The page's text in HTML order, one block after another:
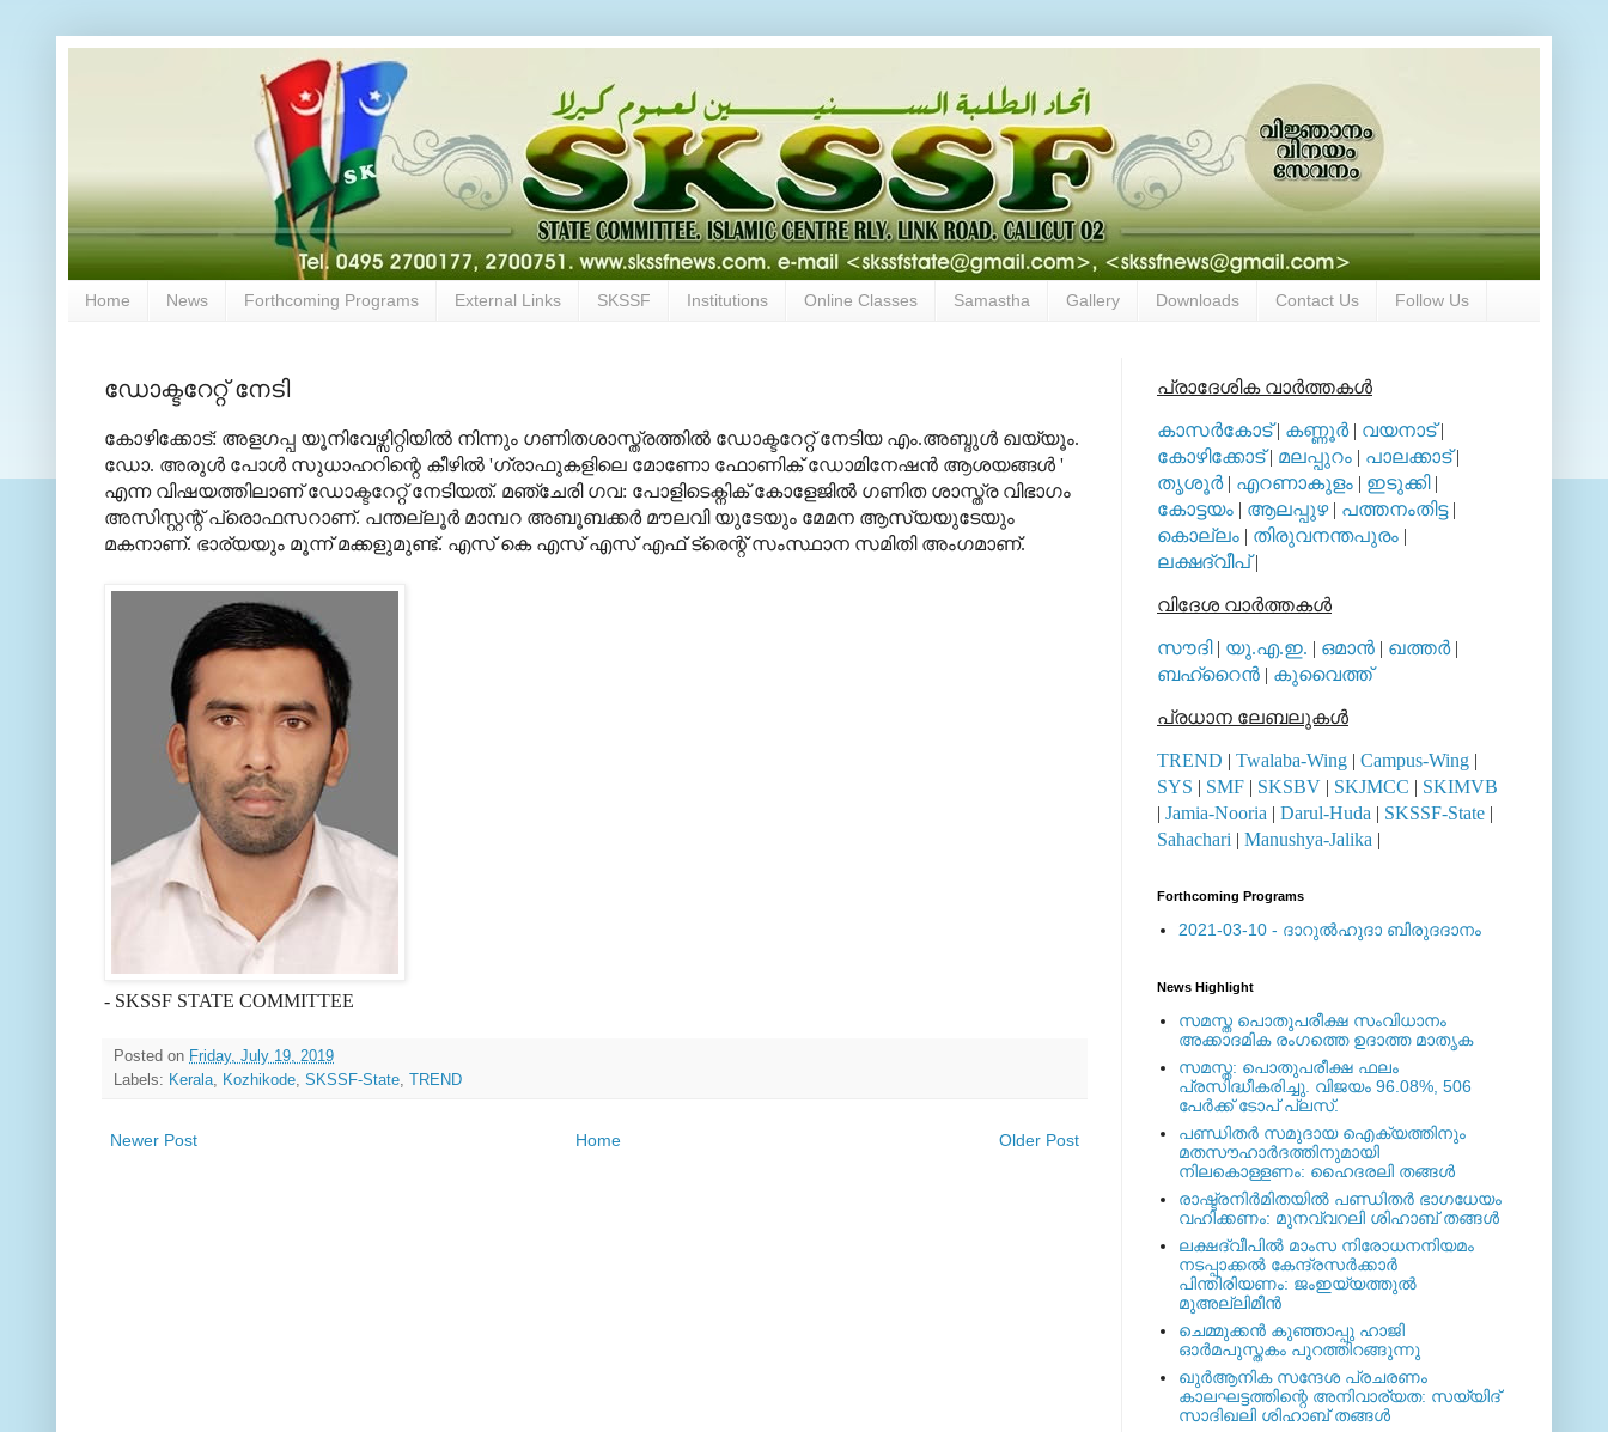
Home News Forthcoming Programs External Links SKSSF Institutions Online Classes Samastha Gallery Downloads Contact Us Follow Us
ഡോക്ടറേറ്റ് നേടി
കോഴിക്കോട്: അളഗപ്പ യൂനിവേഴ്സിറ്റിയിൽ നിന്നും ഗണിതശാസ്ത്രത്തിൽ ഡോക്ടറേറ്റ് നേടിയ എം.അബ്ദുൾ ഖയ്യൂം.
ഡോ. അരുൾ പോൾ സുധാഹറിന്റെ കീഴിൽ 'ഗ്രാഫുകളിലെ മോണോ ഫോണിക് ഡോമിനേഷൻ ആശയങ്ങൾ '
എന്ന വിഷയത്തിലാണ് ഡോക്ടറേറ്റ് നേടിയത്. മഞ്ചേരി ഗവ: പോളിടെക്നിക് കോളേജിൽ ഗണിത ശാസ്ത്ര വിഭാഗം
അസിസ്റ്റന്റ് പ്രൊഫസറാണ്. പന്തല്ലൂർ മാമ്പറ അബൂബക്കർ മൗലവി യുടേയും മേമന ആസ്യയുടേയും
മകനാണ്. ഭാര്യയും മൂന്ന് മക്കളുമുണ്ട്. എസ് കെ എസ് എസ് എഫ് ട്രെന്റ് സംസ്ഥാന സമിതി അംഗമാണ്.
- SKSSF STATE COMMITTEE
Posted on Friday, July 19, 2019
Labels: Kerala Kozhikode SKSSF-State TREND
Newer Post Older Post
Home
പ്രാദേശിക വാര്‍ത്തകള്‍
കാസര്‍കോട്| കണ്ണൂര്‍| വയനാട്|
കോഴിക്കോട്| മലപ്പുറം | പാലക്കാട്|
തൃശൂര്‍| എറണാകുളം | ഇടുക്കി|
കോട്ടയം | ആലപ്പുഴ| പത്തനംതിട്ട|
കൊല്ലം | തിരുവനന്തപുരം |
ലക്ഷദ്വീപ്|
വിദേശ വാര്‍ത്തകള്‍
സൗദി| യു.എ.ഇ. | ഒമാന്‍ | ഖത്തര്‍|
ബഹ്റൈന്‍ | കുവൈത്ത്
പ്രധാന ലേബലുകള്‍
TREND | Twalaba-Wing | Campus-Wing |
SYS | SMF | SKSBV | SKJMCC | SKIMVB
| Jamia-Nooria | Darul-Huda | SKSSF-State |
Sahachari | Manushya-Jalika |
Forthcoming Programs
2021-03-10 - ദാറുല്‍ഹുദാ ബിരുദദാനം
News Highlight
സമസ്ത പൊതുപരീക്ഷ സംവിധാനം
അക്കാദമിക രംഗത്തെ ഉദാത്ത മാതൃക
സമസ്ത: പൊതുപരീക്ഷ ഫലം
പ്രസിദ്ധീകരിച്ചു. വിജയം 96.08%, 506
പേര്‍ക്ക് ടോപ് പ്ലസ്.
പണ്ഡിതര്‍ സമുദായ ഐക്യത്തിനും
മതസൗഹാര്‍ദത്തിനുമായി
നിലകൊള്ളണം: ഹൈദരലി തങ്ങള്‍
രാഷ്ട്രനിര്‍മിതയില്‍ പണ്ഡിതര്‍ ഭാഗധേയം
വഹിക്കണം: മുനവ്വറലി ശിഹാബ് തങ്ങള്‍
ലക്ഷദ്വീപില്‍ മാംസ നിരോധനനിയമം
നടപ്പാക്കല്‍ കേന്ദ്രസര്‍ക്കാര്‍
പിന്തിരിയണം: ജംഇയ്യത്തുല്‍
മുഅല്ലിമീന്‍
ചെമ്മുക്കന്‍ കുഞ്ഞാപ്പു ഹാജി
ഓര്‍മപുസ്തകം പുറത്തിറങ്ങുന്നു
ഖുര്‍ആനിക സന്ദേശ പ്രചരണം
കാലഘട്ടത്തിന്റെ അനിവാര്യത: സയ്യിദ്
സാദിഖലി ശിഹാബ് തങ്ങള്‍